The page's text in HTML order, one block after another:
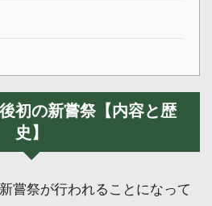
初の新嘗祭【内容と歴
史】
嘗祭が行われることになって